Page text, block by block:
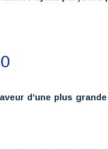
d’une plus